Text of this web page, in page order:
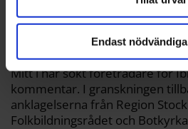
Endast
Mitt i har sökt företrädare för
kommentar. I granskningen
anklagelserna från Region
Folkbildningsrådet och